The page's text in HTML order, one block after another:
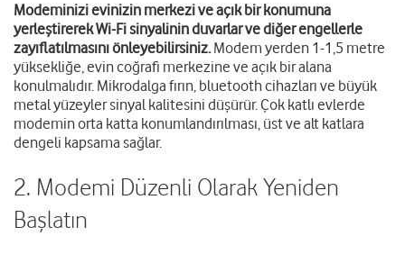
Modeminizi evinizin merkezi ve açık bir konumuna
yerleştirerek Wi-Fi sinyalinin duvarlar ve diğer engellerle
zayıflatılmasını önleyebilirsiniz.Modem yerden 1-1,5 metre
yüksekliğe, evin coğrafi merkezine ve açık bir alana
konulmalıdır. Mikrodalga fırın, bluetooth cihazları ve büyük
metal yüzeyler sinyal kalitesini düşürür. Çok katlı evlerde
modemin orta katta konumlandırılması, üst ve alt katlara
dengeli kapsama sağlar.
2. Modemi Düzenli Olarak Yeniden
Başlatın